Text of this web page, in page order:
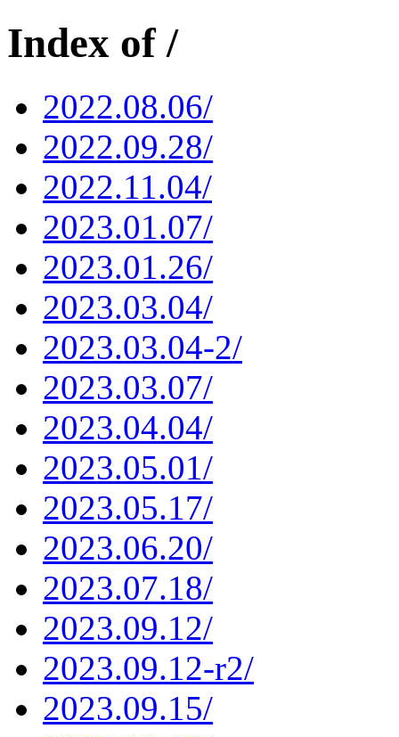
Index of /
2022.08.06/
2022.09.28/
2022.11.04/
2023.01.07/
2023.01.26/
2023.03.04/
2023.03.04-2/
2023.03.07/
2023.04.04/
2023.05.01/
2023.05.17/
2023.06.20/
2023.07.18/
2023.09.12/
2023.09.12-r2/
2023.09.15/